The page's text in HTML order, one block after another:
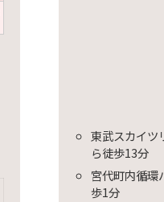
東武スカイツ
ら徒歩13分
宮代町内循環
歩1分